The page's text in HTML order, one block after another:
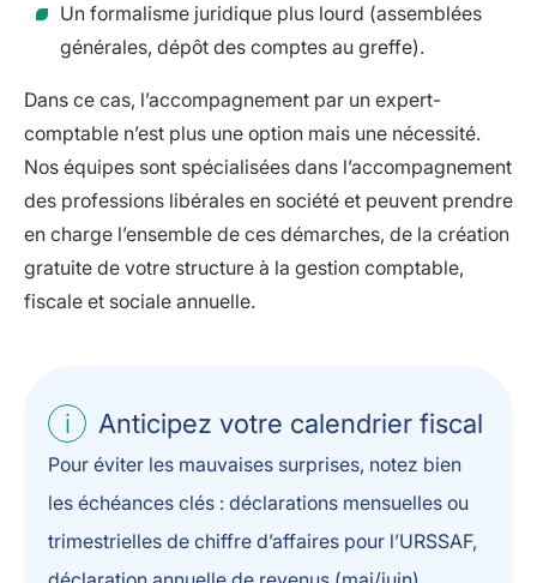
Un formalisme juridique plus lourd (assemblées
générales, dépôt des comptes au greffe).
Dans ce cas, l’accompagnement par un expert-
comptable n’est plus une option mais une nécessité.
Nos équipes sont spécialisées dans l’accompagnement
des professions libérales en société et peuvent prendre
en charge l’ensemble de ces démarches, de la création
gratuite de votre structure à la gestion comptable,
fiscale et sociale annuelle.
Anticipez votre calendrier fiscal
Pour éviter les mauvaises surprises, notez bien
les échéances clés : déclarations mensuelles ou
trimestrielles de chiffre d’affaires pour l’URSSAF,